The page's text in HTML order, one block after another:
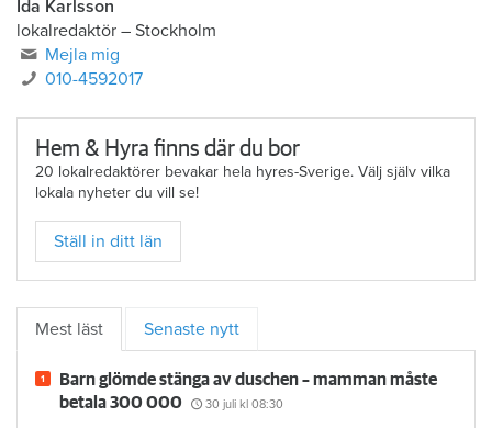
Ida Karlsson
lokalredaktör – Stockholm
Mejla mig
010-4592017
Hem & Hyra finns där du bor
20 lokalredaktörer bevakar hela hyres-Sverige. Välj själv vilka
lokala nyheter du vill se!
Ställ in ditt län
Mest läst Senaste nytt
Barn glömde stänga av duschen – mamman måste
betala 300 000
30 juli kl 08:30